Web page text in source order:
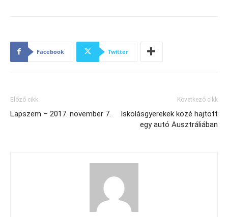
Facebook Twitter
Előző cikk
Lapszem – 2017. november 7.
Következő cikk
Iskolásgyerekek közé hajtott
egy autó Ausztráliában